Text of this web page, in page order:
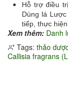
Hỗ trợ điều
Dùng lá
tiếp, thực
Xem thêm: Danh
Tags: thảo
Callisia fragrans